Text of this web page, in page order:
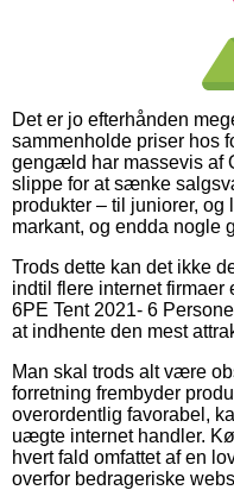
Det er jo efterhånden
sammenholde priser hos
gengæld har massevis af
slippe for at sænke
produkter – til juniorer,
markant, og endda nogle
Trods dette kan det ikke
indtil flere internet firmaer
6PE Tent 2021- 6
at indhente den mest
Man skal trods alt være
forretning frembyder
overordentlig favorabel,
uægte internet handler.
hvert fald omfattet af en
overfor bedrageriske